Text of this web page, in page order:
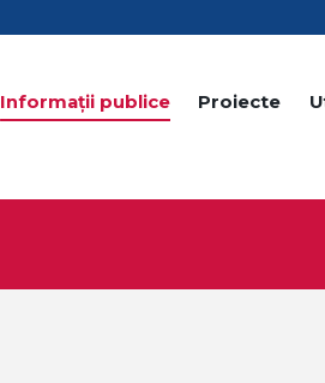
Informații publice Proiecte